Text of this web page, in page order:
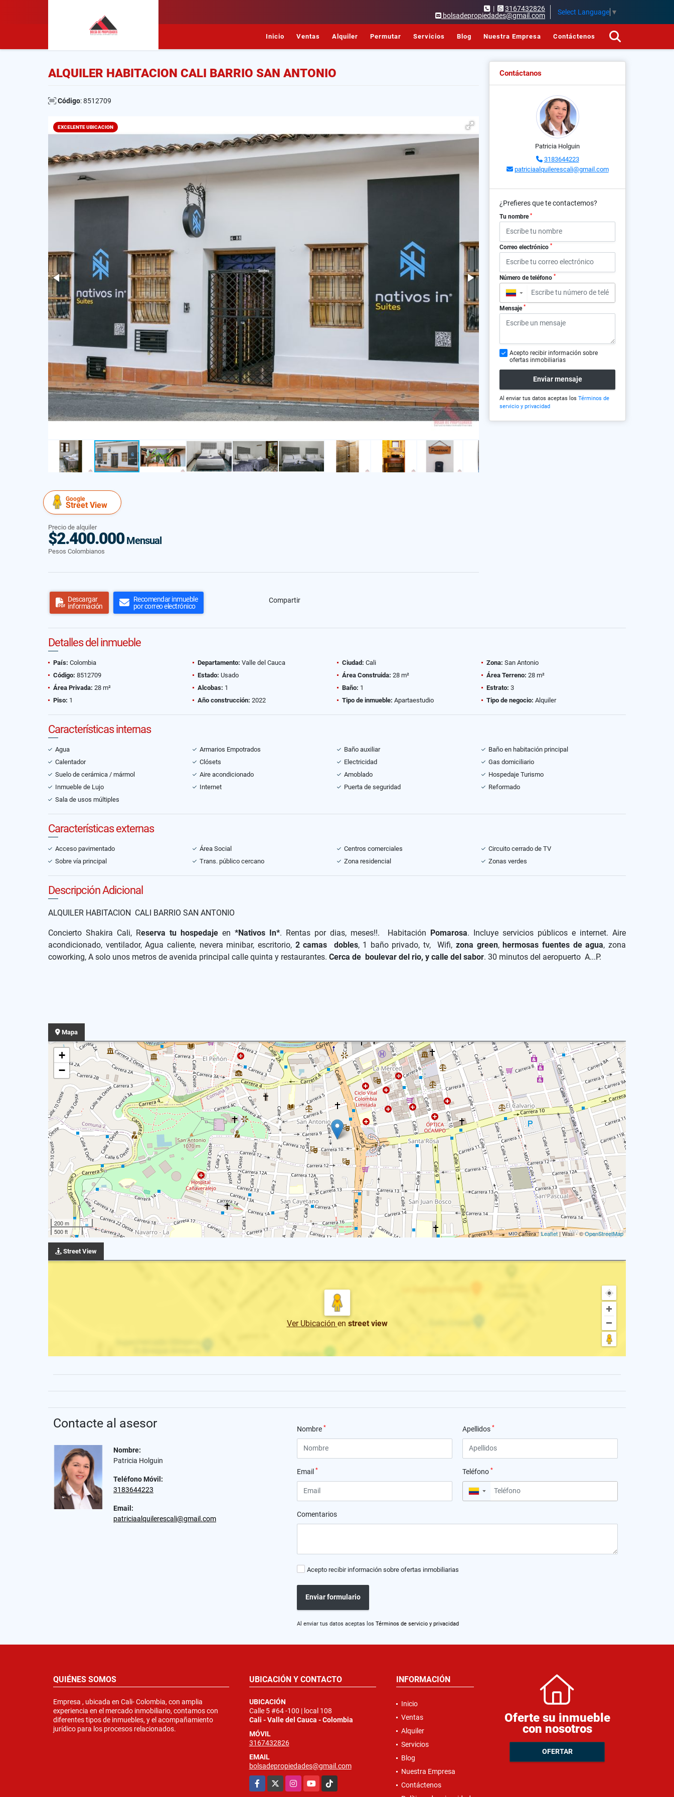
|
3167432826
bolsadepropiedades@gmail.com
Select Language ▼
Inicio Ventas Alquiler Permutar Servicios Blog Nuestra Empresa Contáctenos
ALQUILER HABITACION CALI BARRIO SAN ANTONIO
Código: 8512709
EXCELENTE UBICACION
Google
Street View
Precio de alquiler
$2.400.000Mensual
Pesos Colombianos
Descargar
información
Recomendar inmueble
por correo electrónico
Compartir
Contáctanos
Patricia Holguin
3183644223
patriciaalquilerescali@gmail.com
¿Prefieres que te contactemos?
Tu nombre *
Correo electrónico *
Número de teléfono *
▼
Mensaje *
Acepto recibir información sobre
ofertas inmobiliarias
Enviar mensaje
Al enviar tus datos aceptas los Términos de
servicio y privacidad
Detalles del inmueble
País: Colombia Departamento: Valle del Cauca Ciudad: Cali Zona: San Antonio
Código: 8512709 Estado: Usado Área Construida: 28 m² Área Terreno: 28 m²
Área Privada: 28 m² Alcobas: 1 Baño: 1 Estrato: 3
Piso: 1 Año construcción: 2022 Tipo de inmueble: Apartaestudio Tipo de negocio: Alquiler
Características internas
Agua Armarios Empotrados Baño auxiliar
Baño en habitación principal
Calentador
Clósets Electricidad
Gas domiciliario
Suelo de cerámica / mármol
Aire acondicionado Amoblado
Hospedaje Turismo
Inmueble de Lujo
Internet Puerta de seguridad
Reformado
Sala de usos múltiples
Características externas
Acceso pavimentado Área Social Centros comerciales
Circuito cerrado de TV
Sobre vía principal
Trans. público cercano Zona residencial Zonas verdes
Descripción Adicional
ALQUILER HABITACION CALI BARRIO SAN ANTONIO
Concierto Shakira Cali, Reserva tu hospedaje en *Nativos In*. Rentas por dias, meses!!. Habitación Pomarosa. Incluye servicios públicos e internet. Aire
acondicionado, ventilador, Agua caliente, nevera minibar, escritorio,2 camas dobles, 1 baño privado, tv, Wifi,zona green,hermosas fuentes de agua, zona
coworking, A solo unos metros de avenida principal calle quinta y restaurantes. Cerca de boulevar del rio, y calle del sabor. 30 minutos del aeropuerto A...P.
Mapa
+
−
200 m
500 ft
Leaflet| Wasi - ©OpenStreetMap
Street View
Ver Ubicación en street view
Contacte al asesor
Nombre:
Patricia Holguin
Teléfono Móvil:
3183644223
Email:
patriciaalquilerescali@gmail.com
Nombre * Apellidos *
Email * Teléfono *
▼
Comentarios
Acepto recibir información sobre ofertas inmobiliarias
Enviar formulario
Al enviar tus datos aceptas los Términos de servicio y privacidad
QUIÉNES SOMOS
Empresa , ubicada en Cali- Colombia, con amplia
experiencia en el mercado inmobiliario, contamos con
diferentes tipos de inmuebles, y el acompañamiento
jurídico para los procesos relacionados.
UBICACIÓN Y CONTACTO
UBICACIÓN
Calle 5 #64 -100 | local 108
Cali - Valle del Cauca - Colombia
MÓVIL
3167432826
EMAIL
bolsadepropiedades@gmail.com
Facebook
InstagramYouTubeTikTok
INFORMACIÓN
Inicio
Ventas
Alquiler
Servicios
Blog
Nuestra Empresa
Contáctenos
Oferte su inmueble
con nosotros
OFERTAR